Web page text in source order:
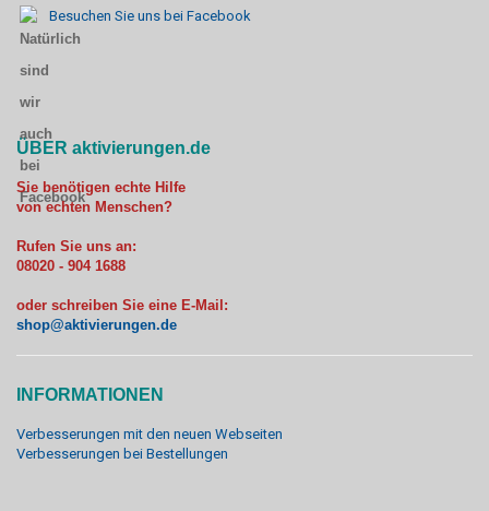
Besuchen Sie uns bei Facebook
ÜBER aktivierungen.de
Sie benötigen echte Hilfe
von echten Menschen?
Rufen Sie uns an:
08020 - 904 1688
oder schreiben Sie eine E-Mail:
shop@aktivierungen.de
INFORMATIONEN
Verbesserungen mit den neuen Webseiten
Verbesserungen bei Bestellungen